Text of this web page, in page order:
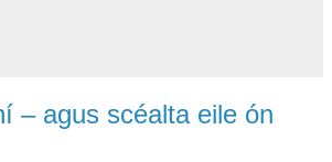
– agus scéalta eile ón